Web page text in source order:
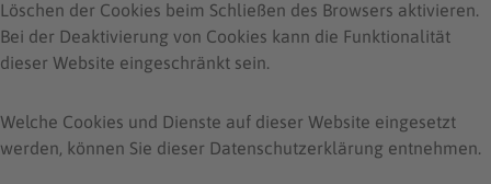
Löschen der Cookies beim Schließen des Browsers aktivieren.
Bei der Deaktivierung von Cookies kann die Funktionalität
dieser Website eingeschränkt sein.
Welche Cookies und Dienste auf dieser Website eingesetzt
werden, können Sie dieser Datenschutzerklärung entnehmen.